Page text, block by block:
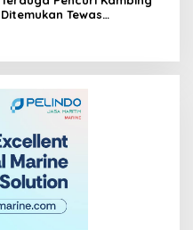
Ditemukan Tewas